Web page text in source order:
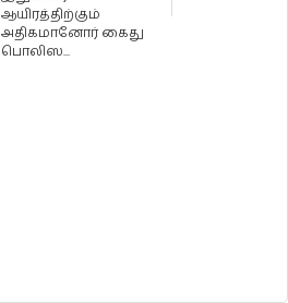
ஆயிரத்திற்கும்
அதிகமானோர் கைது
பொலிஸ...